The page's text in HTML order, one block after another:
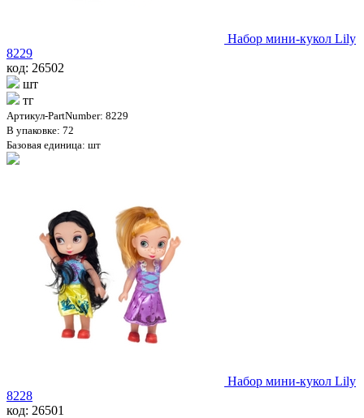
Набор мини-кукол Lily
8229
код: 26502
шт
тг
Артикул-PartNumber: 8229
В упаковке: 72
Базовая единица: шт
Набор мини-кукол Lily
8228
код: 26501